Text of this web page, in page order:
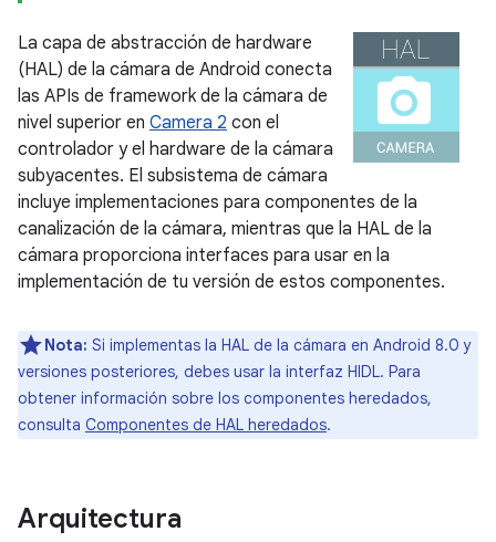
La capa de abstracción de hardware
(HAL) de la cámara de Android conecta
las APIs de framework de la cámara de
nivel superior en Camera 2 con el
controlador y el hardware de la cámara
subyacentes. El subsistema de cámara
incluye implementaciones para componentes de la
canalización de la cámara, mientras que la HAL de la
cámara proporciona interfaces para usar en la
implementación de tu versión de estos componentes.
Nota: Si implementas la HAL de la cámara en Android 8.0 y
versiones posteriores, debes usar la interfaz HIDL. Para
obtener información sobre los componentes heredados,
consulta Componentes de HAL heredados.
Arquitectura